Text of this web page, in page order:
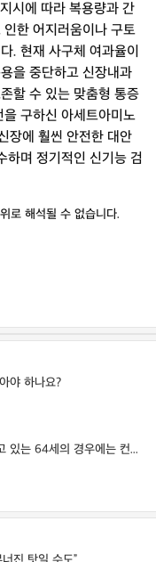
시에 따라 복용량과 간
한 어지러움이나 구토
. 현재 사구체 여과율이
을 중단하고 신장내과
할 수 있는 맞춤형 통증
구하신 아세트아미노
장에 훨씬 안전한 대안
하며 정기적인 신기능 검
로 해석될 수 없습니다.
야 하나요?
밖에 온도가 37도면 당뇨/B형 간염으로 약 먹고 있는 64세의 경우에는 컨디션 저하를 동